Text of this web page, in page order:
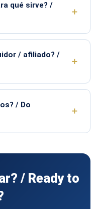
qué sirve? /
/ afiliado? /
/ Do
/ Ready to